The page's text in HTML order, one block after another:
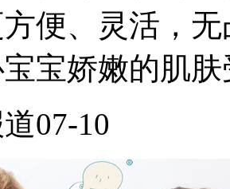
便、灵活，
宝娇嫩的肌
07-10